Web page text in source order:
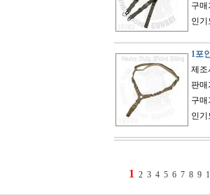
구매
인기
1포
제조
판매
구매
인기
1 2 3 4 5 6 7 8 9